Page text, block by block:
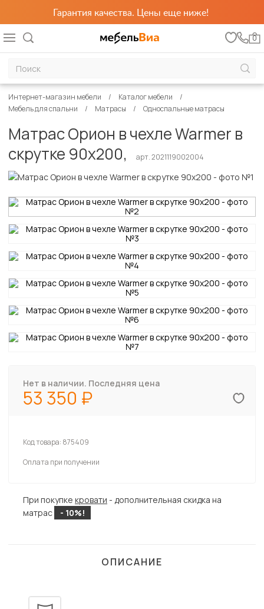
Гарантия качества. Цены еще ниже!
0
Интернет-магазин мебели
Каталог мебели
Мебель для спальни
Матрасы Односпальные матрасы
Матрас Орион в чехле Warmer в
скрутке 90х200,
арт. 2021119002004
Нет в наличии. Последняя цена
53 350
Код товара: 875409
Оплата при получении
При покупке кровати - дополнительная скидка на
матрас
- 10%!
ОПИСАНИЕ